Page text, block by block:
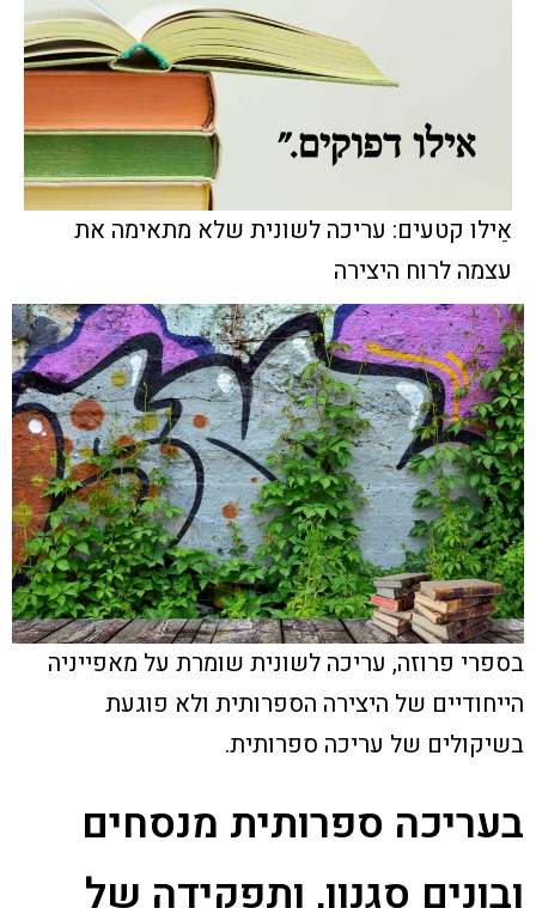
אֵילו קטעים: עריכה לשונית שלא מתאימה את
עצמה לרוח היצירה
בספרי פרוזה, עריכה לשונית שומרת על מאפייניה
הייחודיים של היצירה הספרותית ולא פוגעת
בשיקולים של עריכה ספרותית.
בעריכה ספרותית מנסחים
ובונים סגנון, ותפקידה של